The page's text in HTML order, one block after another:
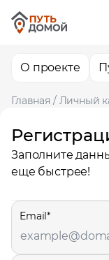
О проекте
Главная / Личный
Заполните
еще быстрее!
Email*